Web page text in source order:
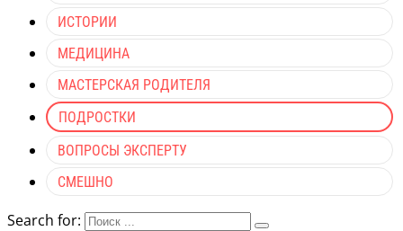
ИСТОРИИ
МЕДИЦИНА
МАСТЕРСКАЯ РОДИТЕЛЯ
ПОДРОСТКИ
ВОПРОСЫ ЭКСПЕРТУ
СМЕШНО
Search for: